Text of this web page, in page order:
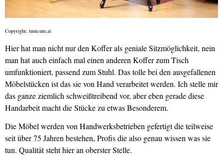
Copyright: iunicum.at
Hier hat man nicht nur den Koffer als geniale Sitzmöglichkeit, nein
man hat auch einfach mal einen anderen Koffer zum Tisch
umfunktioniert, passend zum Stuhl. Das tolle bei den ausgefallenen
Möbelstücken ist das sie von Hand verarbeitet werden. Ich stelle mir
das ganze ziemlich schweißtreibend vor, aber eben gerade diese
Handarbeit macht die Stücke zu etwas Besonderem.
Die Möbel werden von Handwerksbetrieben gefertigt die teilweise
seit über 75 Jahren bestehen, Profis die also genau wissen was sie
tun. Qualität steht hier an oberster Stelle.